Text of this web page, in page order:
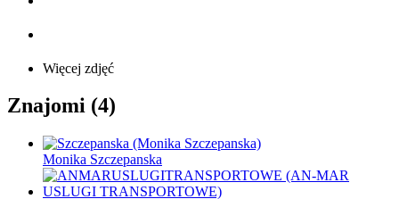
Więcej zdjęć
Znajomi (4)
Monika Szczepanska